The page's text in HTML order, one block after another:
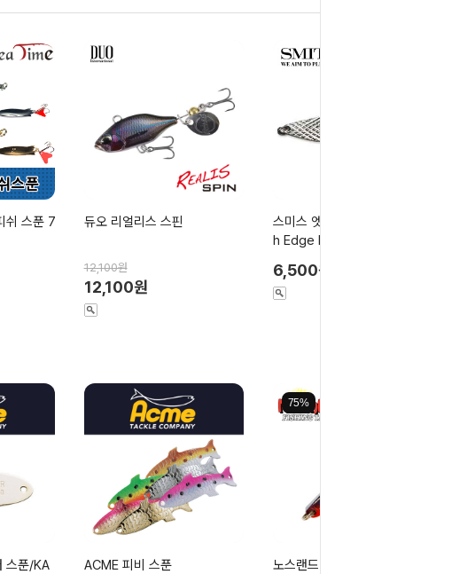
쉬 스푼 7
듀오 리얼리스 스핀
12,100원
12,100원
스미스 엣지 다이아 스푼/Smit
h Edge Dia
6,500원
스푼/KA
ACME 피비 스푼
75%
노스랜드 벅샷 플루터 스푼**